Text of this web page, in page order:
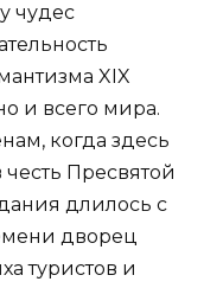
чудес
XIX
и всего мира.
когда здесь
честь Пресвятой
длилось с
дворец
туристов и